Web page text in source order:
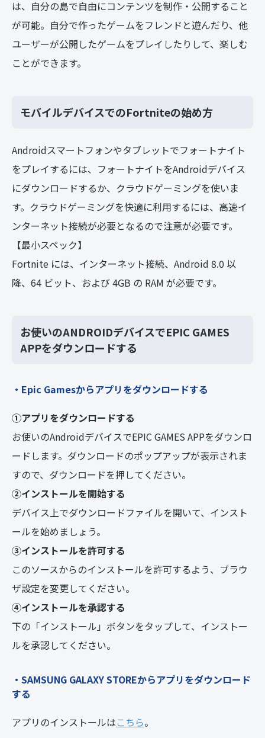
は、自分の島で自由にコンテンツを制作・公開すること
が可能。自分で作ったゲームをフレンドと遊んだり、他
ユーザーが公開したゲームをプレイしたりして、楽しむ
ことができます。
モバイルデバイスでのFortniteの始め方
Androidスマートフォンやタブレットでフォートナイト
をプレイするには、フォートナイトをAndroidデバイス
にダウンロードするか、クラウドゲーミングを使いま
す。クラウドゲーミングを快適に利用するには、高速イ
ンターネット接続が必要となるので注意が必要です。
【最小スペック】
Fortnite には、インターネット接続、Android 8.0 以
降、64 ビット、および 4GB の RAM が必要です。
お使いのANDROIDデバイスでEPIC GAMES
APPをダウンロードする
・Epic Gamesからアプリをダウンロードする
①アプリをダウンロードする
お使いのAndroidデバイスでEPIC GAMES APPをダウンロ
ードします。ダウンロードのポップアップが表示されま
すので、ダウンロードを押してください。
②インストールを開始する
デバイス上でダウンロードファイルを開いて、インスト
ールを始めましょう。
③インストールを許可する
このソースからのインストールを許可するよう、ブラウ
ザ設定を変更してください。
④インストールを承認する
下の「インストール」ボタンをタップして、インストー
ルを承認してください。
・SAMSUNG GALAXY STOREからアプリをダウンロード
する
アプリのインストールはこちら。